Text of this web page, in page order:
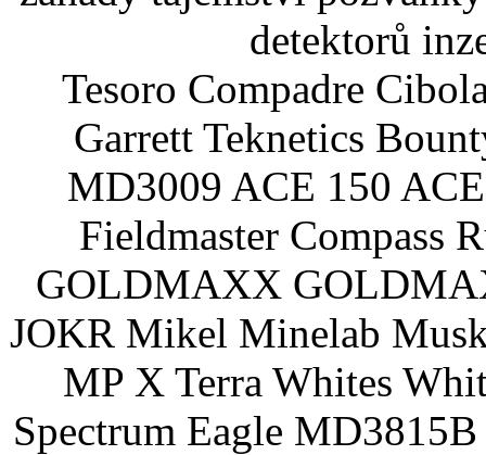
detektorů
Tesoro Compadre
Garrett Teknetics
MD3009 ACE 150
Fieldmaster Compass
GOLDMAXX
JOKR Mikel Minelab
MP X Terra Whites
Spectrum Eagle